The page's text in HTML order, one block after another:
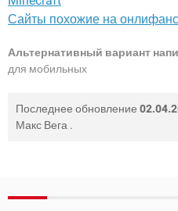
Сайты похожие на онлифанс
Альтернативный вариант
для мобильных
Последнее обновление
Макс Вега .